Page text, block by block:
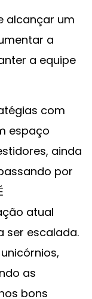
alcançar um
a
a equipe
com
espaço
ainda
por
atual
ser escalada.
as
bons